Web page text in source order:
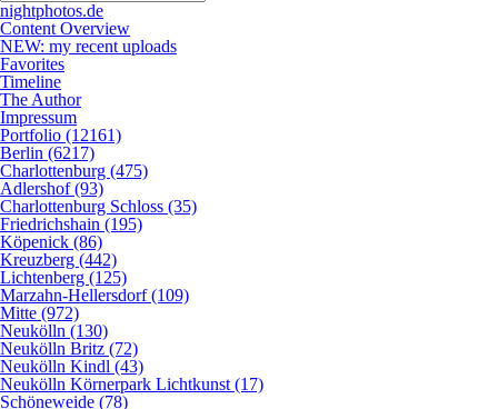
nightphotos.de
Content Overview
NEW: my recent uploads
Favorites
Timeline
The Author
Impressum
Portfolio (12161)
Berlin (6217)
Charlottenburg (475)
Adlershof (93)
Charlottenburg Schloss (35)
Friedrichshain (195)
Köpenick (86)
Kreuzberg (442)
Lichtenberg (125)
Marzahn-Hellersdorf (109)
Mitte (972)
Neukölln (130)
Neukölln Britz (72)
Neukölln Kindl (43)
Neukölln Körnerpark Lichtkunst (17)
Schöneweide (78)